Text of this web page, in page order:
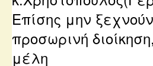
Επίσης μην
προσωρινή
μέλη